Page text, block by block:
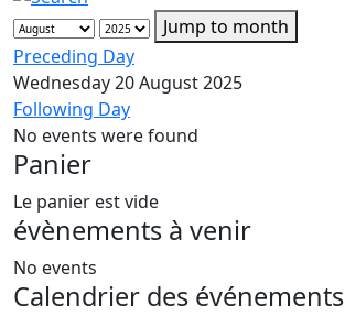
Jump to month
Preceding Day
Wednesday 20 August 2025
Following Day
No events were found
Panier
Le panier est vide
évènements à venir
No events
Calendrier des événements